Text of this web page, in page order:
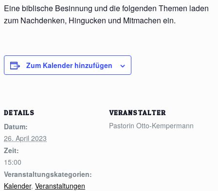
Eine biblische Besinnung und die folgenden Themen laden
zum Nachdenken, Hingucken und Mitmachen ein.
Zum Kalender hinzufügen
DETAILS
Datum:
26. April 2023
Zeit:
15:00
Veranstaltungskategorien:
Kalender, Veranstaltungen
VERANSTALTER
Pastorin Otto-Kempermann